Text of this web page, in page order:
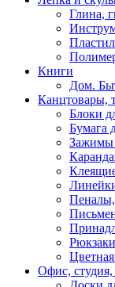
Глина,
Книги
Дом.
Канцтовары,
Блоки
Бумага
Зажимы
Пеналы,
Офис, студия,